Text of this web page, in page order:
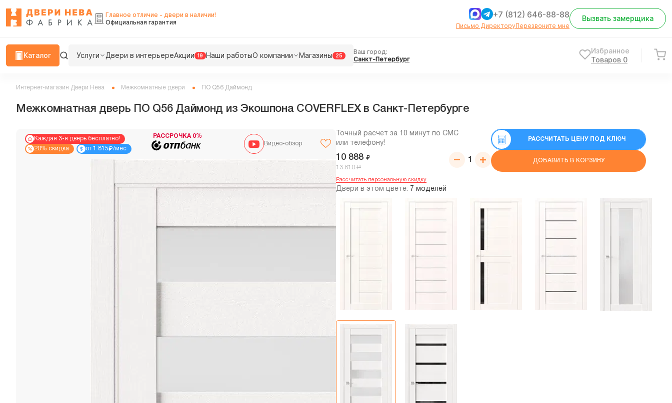
Главное отличие - двери в наличии!
Официальная гарантия
+7 (812) 646-88-88
Письмо ДиректоруПерезвоните мне
Вызвать замерщика
Каталог Услуги Двери в интерьереАкции 19 Наши работыО компании Магазины 25
Ваш город:
Санкт-Петербург
Избранное
Товаров 0
Интернет-магазин Двери Нева Межкомнатные двери ПО Q56 Даймонд
Межкомнатная дверь ПО Q56 Даймонд из Экошпона COVERFLEX в Cанкт-Петербурге
Каждая 3-я дверь бесплатно!
20% скидка
от 1 815₽/мес
Видео-обзор
РАССРОЧКА 0%
Точный расчет за 10 минут по СМС
или телефону!
10 888 ₽
13 610₽
РАССЧИТАТЬ ЦЕНУ ПОД КЛЮЧ
ДОБАВИТЬ В КОРЗИНУ
Рассчитать персональную скидку
Двери в этом цвете: 7 моделей